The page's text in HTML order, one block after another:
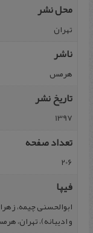
محل نشر
تهران
ناشر
هرمس
تاریخ نشر
1397
تعداد صفحه
206
فیپا
ابوالحسنی چیمه،
و ادیبانه)، تهران، هرمس، 1397، 206